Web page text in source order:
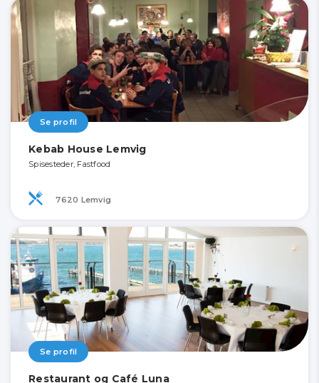
Se profil
Kebab House Lemvig
Spisesteder, Fastfood
7620 Lemvig
Se profil
Restaurant og Café Luna